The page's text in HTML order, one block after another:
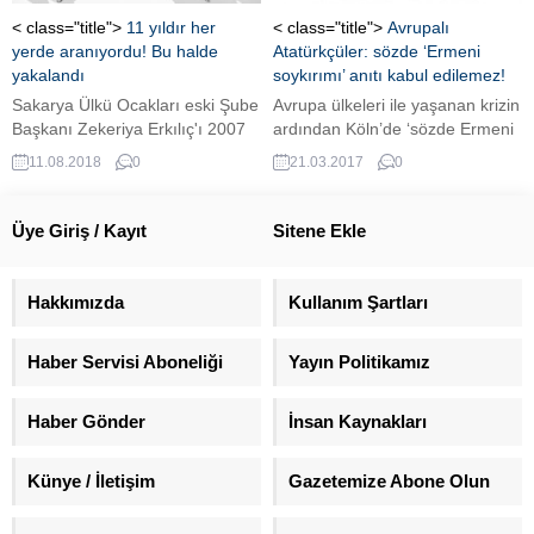
istifade ederek dükkanlara girdi
ve eline ne geçerse alıp kaçtı. O
anlar ise kameralara yansıdı.
Şili’de protestocular yağmaya
başladı...
< class="title"> 11 yıldır her
yerde aranıyordu! Bu halde
yakalandı
Sakarya Ülkü Ocakları eski Şube
Başkanı Zekeriya Erkılıç'ı 2007
yılında silahla başından vurarak
öldürüp kayıplara karışan İ.A'nın
yaşadığı tespit edilirken böbrek
11.08.2018 0
< class="title"> Avrupalı
Atatürkçüler: sözde ‘Ermeni
soykırımı’ anıtı kabul edilemez!
Avrupa ülkeleri ile yaşanan krizin
ardından Köln’de ‘sözde Ermeni
soykırım anıtı’ dikilmesine onay
verildi. Köln Türkleri Dayanışma
iç barışı bozabileceği uyarısında
21.03.2017 0
Üye Giriş / Kayıt Sitene Ekle
Hakkımızda Kullanım Şartları
Haber Servisi Aboneliği Yayın Politikamız
Haber Gönder İnsan Kaynakları
Künye / İletişim Gazetemize Abone Olun